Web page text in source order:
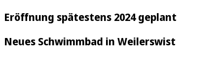
Eröffnung spätestens 2024 geplant
Neues Schwimmbad in Weilerswist